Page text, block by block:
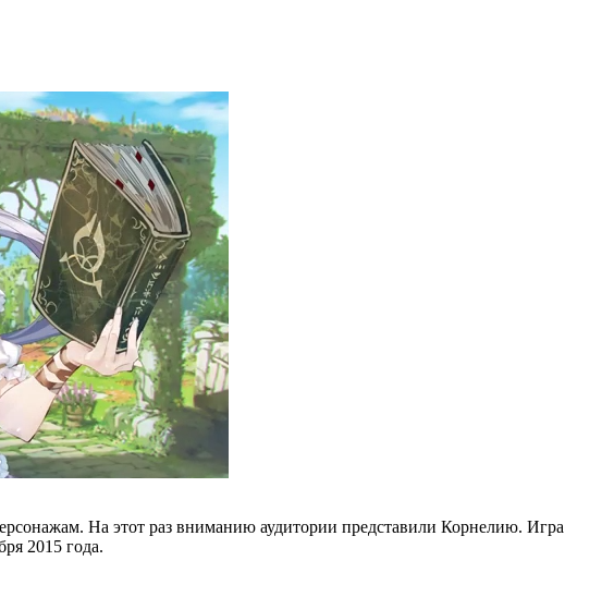
На этот раз вниманию аудитории представили Корнелию. Игра
2015 года.